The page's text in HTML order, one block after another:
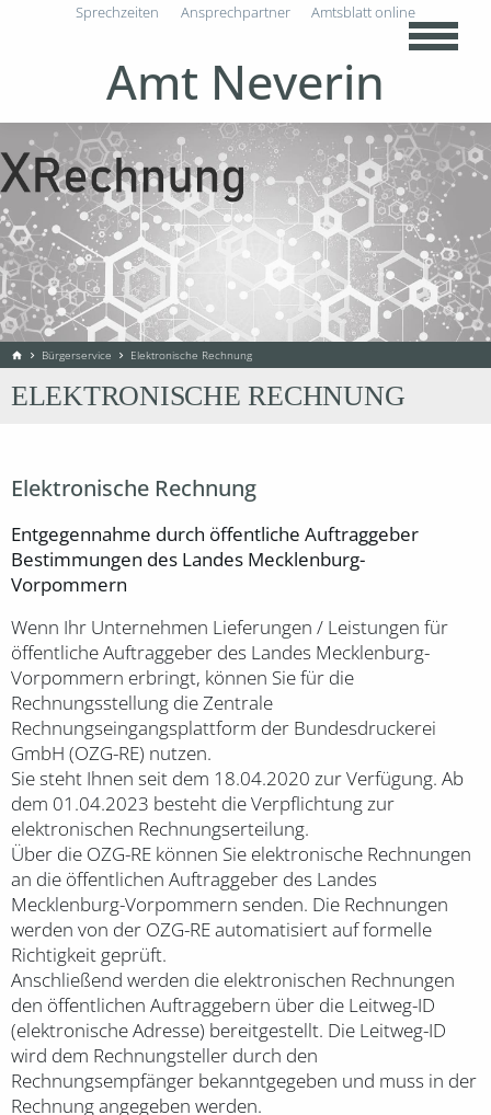
Amt Neverin
Sprechzeiten Ansprechpartner Amtsblatt online
home chevron_right Bürgerservice chevron_right Elektronische Rechnung
ELEKTRONISCHE RECHNUNG
Elektronische Rechnung
Entgegennahme durch öffentliche Auftraggeber
Bestimmungen des Landes Mecklenburg-
Vorpommern
Wenn Ihr Unternehmen Lieferungen / Leistungen für
öffentliche Auftraggeber des Landes Mecklenburg-
Vorpommern erbringt, können Sie für die
Rechnungsstellung die Zentrale
Rechnungseingangsplattform der Bundesdruckerei
GmbH (OZG-RE) nutzen.
Sie steht Ihnen seit dem 18.04.2020 zur Verfügung. Ab
dem 01.04.2023 besteht die Verpflichtung zur
elektronischen Rechnungserteilung.
Über die OZG-RE können Sie elektronische Rechnungen
an die öffentlichen Auftraggeber des Landes
Mecklenburg-Vorpommern senden. Die Rechnungen
werden von der OZG-RE automatisiert auf formelle
Richtigkeit geprüft.
Anschließend werden die elektronischen Rechnungen
den öffentlichen Auftraggebern über die Leitweg-ID
(elektronische Adresse) bereitgestellt. Die Leitweg-ID
wird dem Rechnungsteller durch den
Rechnungsempfänger bekanntgegeben und muss in der
Rechnung angegeben werden.